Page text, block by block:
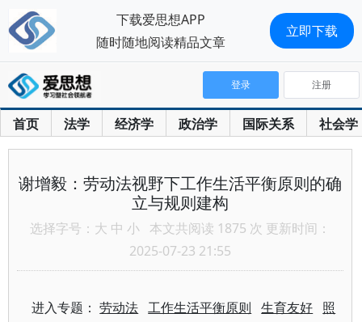
首页 法学 经济学 政治学 国际关系 社会学
登录 注册
谢增毅：劳动法视野下工作生活平衡原则的确
立与规则建构
选择字号： 大 中 小 本文共阅读 1875 次 更新时间：
2025-07-23 21:55
进入专题：劳动法 工作生活平衡原则 生育友好 照
下载爱思想APP
随时随地阅读精品文章
立即下载